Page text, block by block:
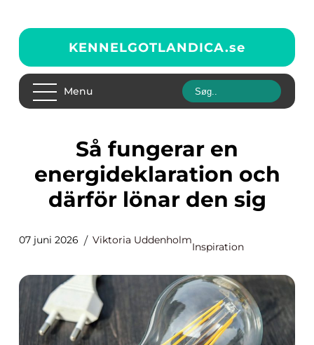
KENNELGOTLANDICA.se
Menu
Så fungerar en
energideklaration och
därför lönar den sig
07 juni 2026 Viktoria Uddenholm
Inspiration